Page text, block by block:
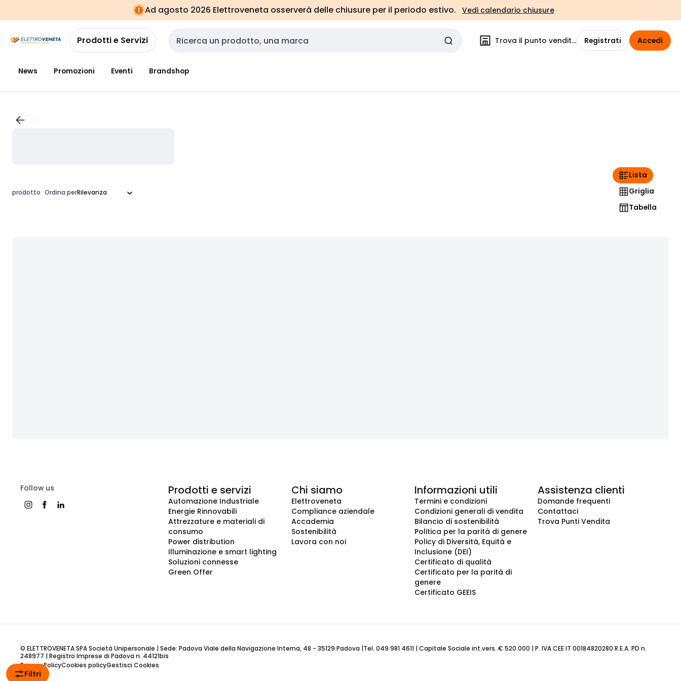
navigazionealla
pagina
Ad agosto 2026 Elettroveneta osserverà delle chiusure per il periodo estivo. Vedi calendario chiusure
Prodotti e Servizi Cerca input Trova il punto vendita Registrati Accedi
News Promozioni Eventi Brandshop
Filtri
prodotto Ordina per
Lista
Griglia
Tabella
Follow us Prodotti e servizi
Automazione Industriale
Energie Rinnovabili
Attrezzature e materiali di
consumo
Power distribution
Illuminazione e smart lighting
Soluzioni connesse
Green Offer
Chi siamo
Elettroveneta
Compliance aziendale
Accademia
Sostenibilità
Lavora con noi
Informazioni utili
Termini e condizioni
Condizioni generali di vendita
Bilancio di sostenibilità
Politica per la parità di genere
Policy di Diversità, Equità e
Inclusione (DEI)
Certificato di qualità
Certificato per la parità di
genere
Certificato GEEIS
Assistenza clienti
Domande frequenti
Contattaci
Trova Punti Vendita
© ELETTROVENETA SPA Società Unipersonale | Sede: Padova Viale della Navigazione Interna, 48 - 35129 Padova |Tel. 049 981 4611 | Capitale Sociale int.vers. € 520.000 | P. IVA CEE IT 00184820280 R.E.A. PD n.
248977 | Registro Imprese di Padova n. 44121bis
Privacy PolicyCookies policyGestisci Cookies